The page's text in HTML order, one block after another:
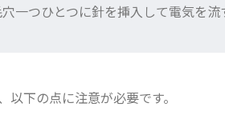
一つひとつに針を挿入して電気を流
以下の点に注意が必要です。